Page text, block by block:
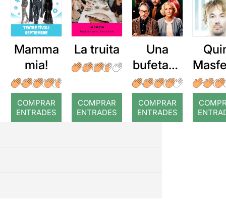
Mamma
mia!
COMPRAR
ENTRADES
La truita
COMPRAR
ENTRADES
Una
bufetada
a temps
COMPRAR
ENTRADES
r: